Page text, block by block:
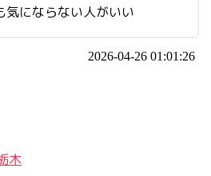
にならない人がいい
2026-04-26 01:01:26
木